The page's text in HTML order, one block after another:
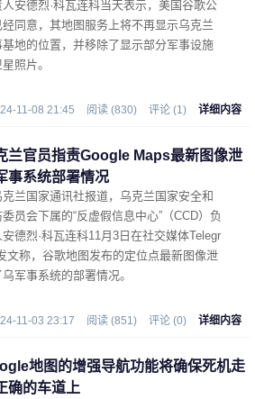
人安德烈·科瓦连科当天表示，美国谷歌公
经同意，其地图服务上将不再显示乌克兰
基地的位置，并移除了显示部分军事设施
照片。
11-08 21:45 阅读 (830) 评论 (1) 详细内容
兰官员指责Google Maps最新图像泄
事系统部署情况
克兰国家通讯社报道，乌克兰国家安全和
委员会下属的“反虚假信息中心”（CCD）负
德烈·科瓦连科11月3日在社交媒体Telegr
文称，谷歌地图发布的定位点最新图像泄
乌军事系统的部署情况。
11-03 23:17 阅读 (851) 评论 (0) 详细内容
地图的增强导航功能将确保死机走
确的车道上